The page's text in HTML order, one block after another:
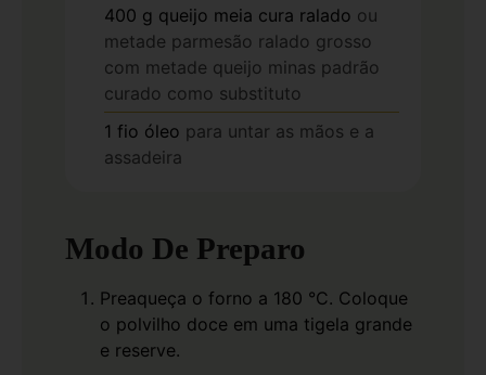
400 g queijo meia cura ralado ou
metade parmesão ralado grosso
com metade queijo minas padrão
curado como substituto
1 fio óleo para untar as mãos e a
assadeira
Modo De Preparo
Preaqueça o forno a 180 °C. Coloque
o polvilho doce em uma tigela grande
e reserve.